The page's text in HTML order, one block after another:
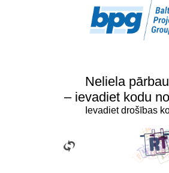
Neliela
– ievadiet kodu
Ievadiet drošības